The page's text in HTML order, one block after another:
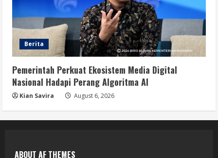
Berita
Pemerintah Perkuat Ekosistem Media Digital
Nasional Hadapi Perang Algoritma AI
Kian Savira August 6, 2026
ABOUT AF THEMES